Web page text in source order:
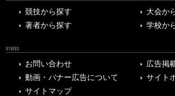
競技から探す
大会か
著者から探す
学校か
OTHERS
お問い合わせ
広告掲
動画・バナー広告について
サイト
サイトマップ